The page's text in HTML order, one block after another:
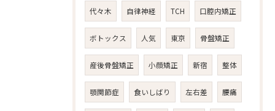
代々木 自律神経 TCH 口腔内矯正
ボトックス 人気 東京 骨盤矯正
産後骨盤矯正 小顔矯正 新宿 整体
顎関節症 食いしばり 左右差 腰痛